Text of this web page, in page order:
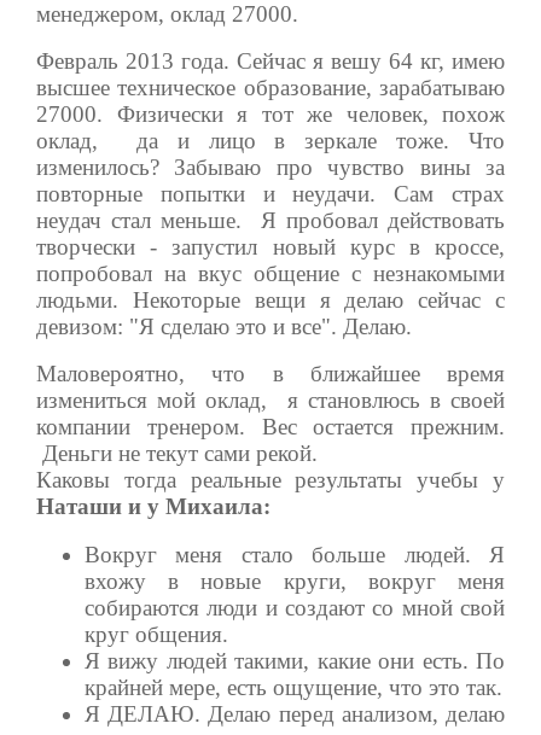
менеджером, оклад 27000.
Февраль 2013 года. Сейчас я вешу 64 кг, имею
высшее техническое образование, зарабатываю
27000. Физически я тот же человек, похож
оклад, да и лицо в зеркале тоже. Что
изменилось? Забываю про чувство вины за
повторные попытки и неудачи. Сам страх
неудач стал меньше. Я пробовал действовать
творчески - запустил новый курс в кроссе,
попробовал на вкус общение с незнакомыми
людьми. Некоторые вещи я делаю сейчас с
девизом: "Я сделаю это и все". Делаю.
Маловероятно, что в ближайшее время
измениться мой оклад, я становлюсь в своей
компании тренером. Вес остается прежним.
Деньги не текут сами рекой.
Каковы тогда реальные результаты учебы у
Наташи и у Михаила:
Вокруг меня стало больше людей. Я
вхожу в новые круги, вокруг меня
собираются люди и создают со мной свой
круг общения.
Я вижу людей такими, какие они есть. По
крайней мере, есть ощущение, что это так.
Я ДЕЛАЮ. Делаю перед анализом, делаю